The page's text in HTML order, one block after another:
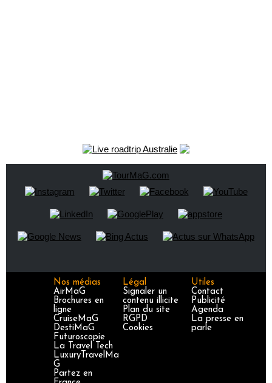
Nos médias
AirMaG
Brochures en
ligne
CruiseMaG
DestiMaG
Futuroscopie
La Travel Tech
LuxuryTravelMa
G
Partez en
Légal
Signaler un
contenu illicite
Plan du site
RGPD
Cookies
Utiles
Contact
Publicité
Agenda
La presse en
parle